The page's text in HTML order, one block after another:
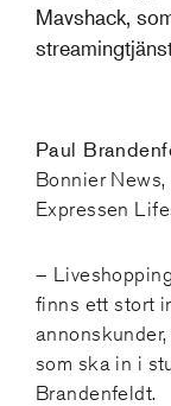
Mavshack,
Paul
Bonnier
Expressen
–
finns ett stort
som ska in i
Brandenfeldt.